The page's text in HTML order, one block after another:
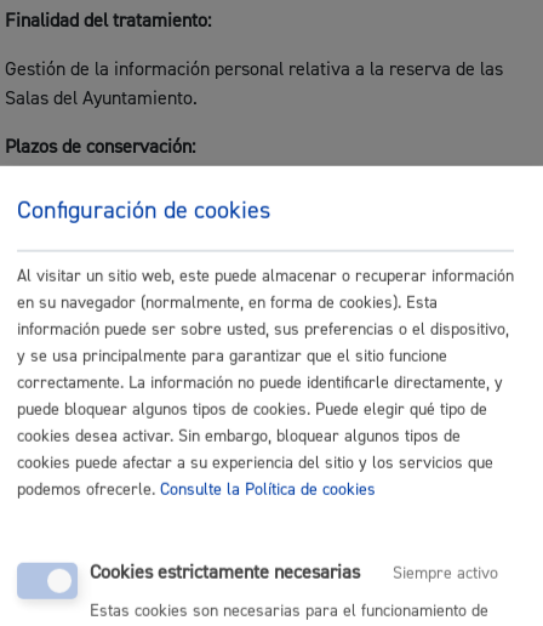
Finalidad del tratamiento:
Gestión de la información personal relativa a la reserva de las
Salas del Ayuntamiento.
Plazos de conservación:
Los datos personales se conservarán de acuerdo con la
normativa de archivo documental del Ayuntamiento de Donostia
y, en su caso, según los plazos de prescripción de las posibles
infracciones relacionadas con el tratamiento.
Legitimación
Artículo 6.1.e) RGPD, en cumplimiento de una misión realizada
en interés público. Artículo 17.1.3) de la Ley 2/2016 de 7 de abril,
de Instituciones Locales de Euskadi.
Destinatarios
ámbito de este tratamiento.
Configuración de cookies
Al visitar un sitio web, este puede almacenar o recuperar información
en su navegador (normalmente, en forma de cookies). Esta
información puede ser sobre usted, sus preferencias o el dispositivo,
y se usa principalmente para garantizar que el sitio funcione
correctamente. La información no puede identificarle directamente, y
puede bloquear algunos tipos de cookies. Puede elegir qué tipo de
cookies desea activar. Sin embargo, bloquear algunos tipos de
cookies puede afectar a su experiencia del sitio y los servicios que
podemos ofrecerle. Consulte la Política de cookies
Cookies estrictamente necesarias
Siempre activo
Estas cookies son necesarias para el funcionamiento de